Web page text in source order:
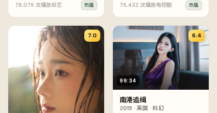
78,079 次播放综艺 热播 75,432 次播放电视剧 热播
7.0
99:34
6.4
南港追缉
2015 · 英国 · 科幻